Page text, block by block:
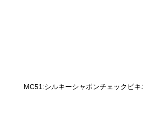
MC51:シルキーシャボンチェックビキ